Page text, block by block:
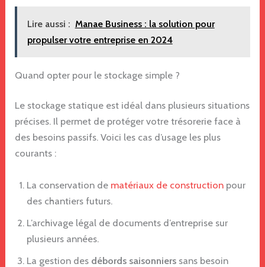
Lire aussi : Manae Business : la solution pour
propulser votre entreprise en 2024
Quand opter pour le stockage simple ?
Le stockage statique est idéal dans plusieurs situations
précises. Il permet de protéger votre trésorerie face à
des besoins passifs. Voici les cas d’usage les plus
courants :
La conservation de matériaux de construction pour
des chantiers futurs.
L’archivage légal de documents d’entreprise sur
plusieurs années.
La gestion des débords saisonniers sans besoin